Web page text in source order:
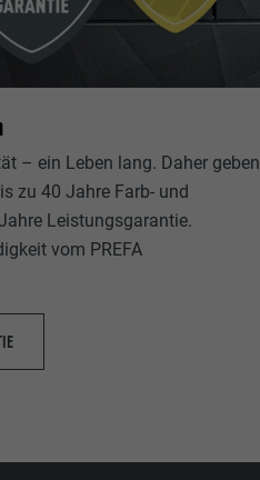
– ein Leben lang. Daher geben
zu 40 Jahre Farb- und
Leistungsgarantie.
vom PREFA